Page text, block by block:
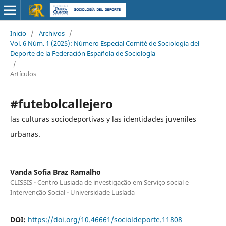
Inicio / Archivos /
Vol. 6 Núm. 1 (2025): Número Especial Comité de Sociología del
Deporte de la Federación Española de Sociología
/
Artículos
#futebolcallejero
las culturas sociodeportivas y las identidades juveniles
urbanas.
Vanda Sofia Braz Ramalho
CLISSIS - Centro Lusiada de investigação em Serviço social e
Intervenção Social - Universidade Lusíada
DOI: https://doi.org/10.46661/socioldeporte.11808